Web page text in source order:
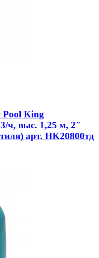
King
ч, выс. 1,25 м, 2″
арт. HK20800тд